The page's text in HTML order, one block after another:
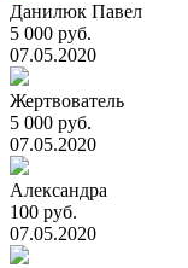
Данилюк Павел
5 000 руб.
07.05.2020
Жертвователь
5 000 руб.
07.05.2020
Александра
100 руб.
07.05.2020